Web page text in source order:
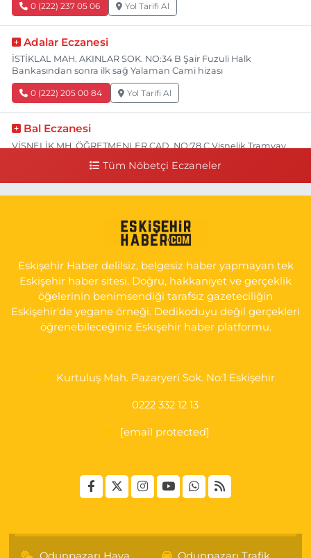
0 (222) 237 05 06 Yol Tarifi Al
Adalar Eczanesi
İSTİKLAL MAH. AKINLAR SOK. NO:34 B Şair Fuzuli Halk
Bankasından sonra ilk sağ Yalaman Cami hizası
0 (222) 205 00 84 Yol Tarifi Al
Bal Eczanesi
VİŞNELİK MH. ÖĞRETMENLER CAD. NO:78 C Vişnelik Tramvay
NUH'UN GEMİSİ Veteriner Kliniğinin yanı,ı
GÜLTEPE MAH. HALK CAD. NO:107 C
0 (222) 250 40 50 Yol Tarifi Al
Bizim Eczanesi
EMEK MAH. ERTAŞ CAD.NO:12 A Küçük Sanayi girişi Tarım Kredi
Koop. Market yanı
Tüm Nöbetçi Eczaneler
Eskişehir Haber delilsiz, belgesiz haber yapmayan tek
Eskişehir haber sitesi. Doğru, hakkaniyet ve gerçeklik
öğelerinin benimsendiği tarafsız gazeteciliğin
Eskişehir'de yegane örneği. Dedikoduyu değil gerçekleri
öğrenebileceğiniz Eskişehir haber platformu.
Kurtuluş Mah. Pazaryeri Sok. No:1 Eskişehir
0222 332 12 13
[email protected]